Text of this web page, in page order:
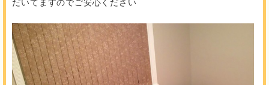
だいてますのでご安心ください